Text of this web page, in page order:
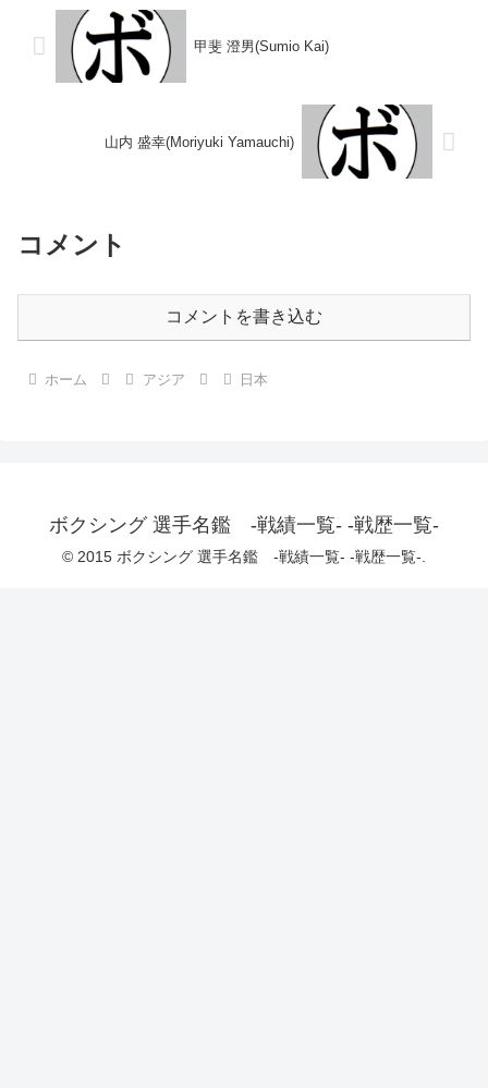
甲斐 澄男(Sumio Kai)
山内 盛幸(Moriyuki Yamauchi)
コメント
コメントを書き込む
ホーム アジア 日本
ボクシング 選手名鑑 -戦績一覧- -戦歴一覧-
© 2015 ボクシング 選手名鑑 -戦績一覧- -戦歴一覧-.